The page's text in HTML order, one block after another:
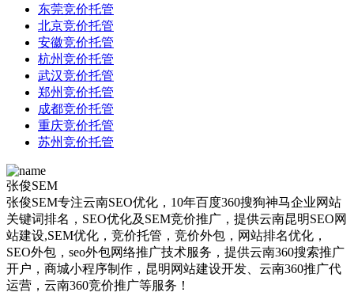
东莞竞价托管
北京竞价托管
安徽竞价托管
杭州竞价托管
武汉竞价托管
郑州竞价托管
成都竞价托管
重庆竞价托管
苏州竞价托管
张俊SEM
张俊SEM专注云南SEO优化，10年百度360搜狗神马企业网站
关键词排名，SEO优化及SEM竞价推广，提供云南昆明SEO网
站建设,SEM优化，竞价托管，竞价外包，网站排名优化，
SEO外包，seo外包网络推广技术服务，提供云南360搜索推广
开户，商城小程序制作，昆明网站建设开发、云南360推广代
运营，云南360竞价推广等服务！